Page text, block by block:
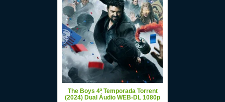
The Boys 4ª Temporada Torrent
(2024) Dual Áudio WEB-DL 1080p